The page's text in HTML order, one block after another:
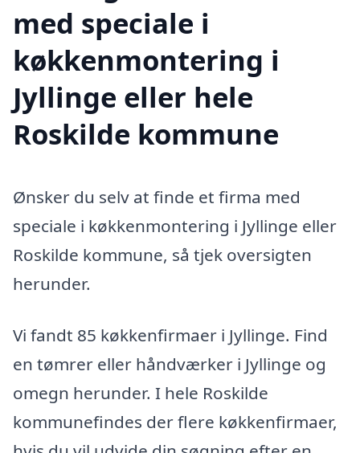
med speciale i
køkkenmontering i
Jyllinge eller hele
Roskilde kommune
Ønsker du selv at finde et firma med
speciale i køkkenmontering i Jyllinge eller
Roskilde kommune, så tjek oversigten
herunder.
Vi fandt 85 køkkenfirmaer i Jyllinge. Find
en tømrer eller håndværker i Jyllinge og
omegn herunder. I hele Roskilde
kommunefindes der flere køkkenfirmaer,